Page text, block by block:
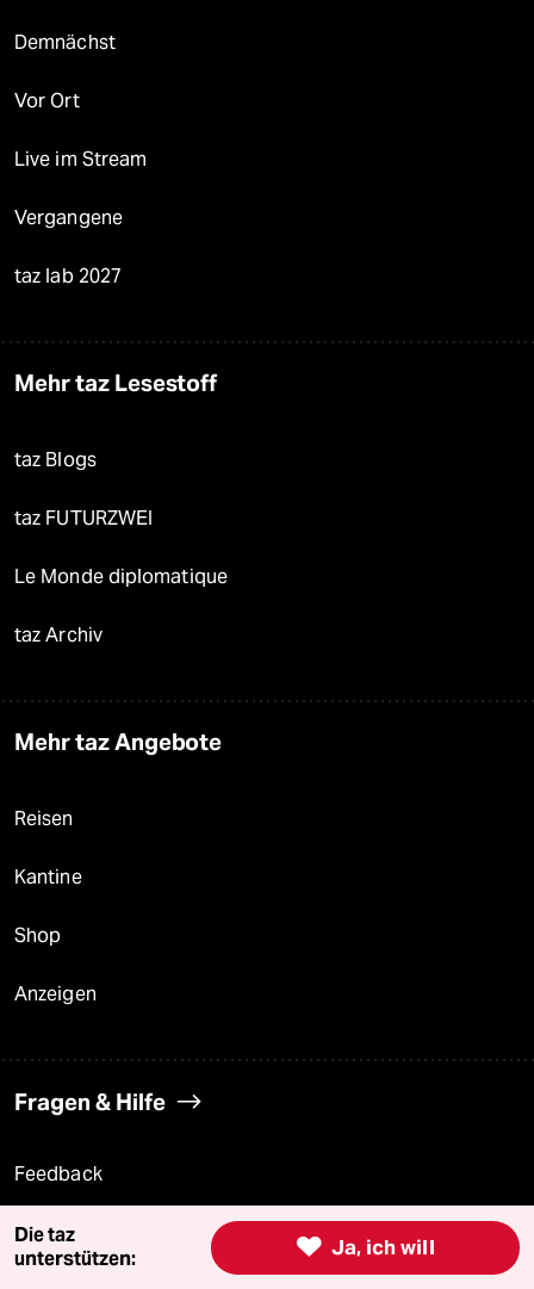
Demnächst
Vor Ort
Live im Stream
Vergangene
taz lab 2027
Mehr taz Lesestoff
taz Blogs
taz FUTURZWEI
Le Monde diplomatique
taz Archiv
Mehr taz Angebote
Reisen
Kantine
Shop
Anzeigen
Fragen & Hilfe
Feedback
Aboservice
 Ja, ich will
Die taz
unterstützen: